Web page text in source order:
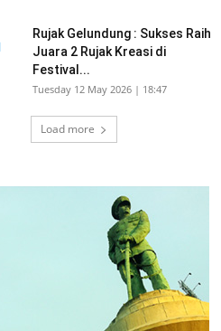
Rujak Gelundung : Sukses Raih
Juara 2 Rujak Kreasi di
Festival...
Tuesday 12 May 2026 | 18:47
Load more